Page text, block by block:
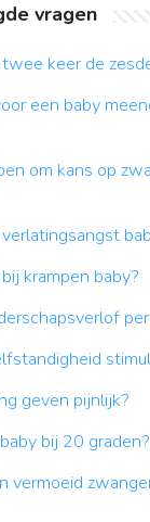
vragen
keer de
een baby
om kans op
krampen baby?
geven pijnlijk?
bij 20 graden?
vermoeid